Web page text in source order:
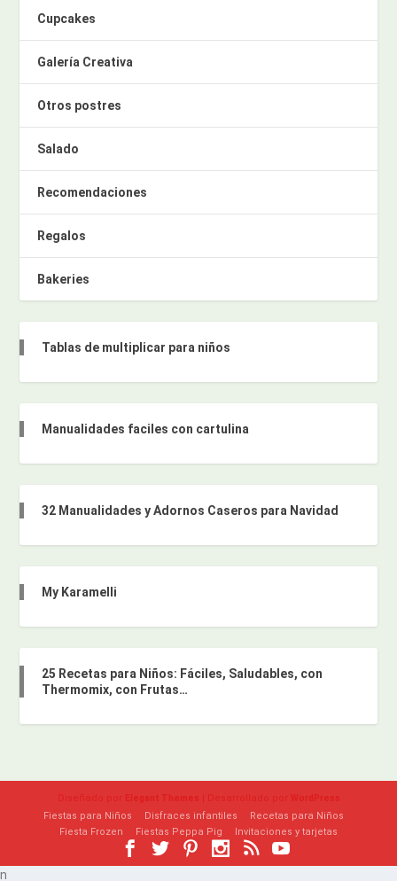
Cupcakes
Galería Creativa
Otros postres
Salado
Recomendaciones
Regalos
Bakeries
Tablas de multiplicar para niños
Manualidades faciles con cartulina
32 Manualidades y Adornos Caseros para Navidad
My Karamelli
25 Recetas para Niños: Fáciles, Saludables, con
Thermomix, con Frutas…
Diseñado por Elegant Themes | Desarrollado por WordPress
Fiestas para Niños Disfraces infantiles
Recetas para Niños
Fiesta Frozen
Fiestas Peppa Pig Invitaciones y tarjetas
n